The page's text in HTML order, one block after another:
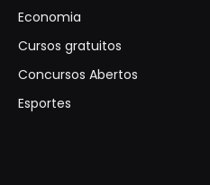
Economia
Cursos gratuitos
Concursos Abertos
Esportes